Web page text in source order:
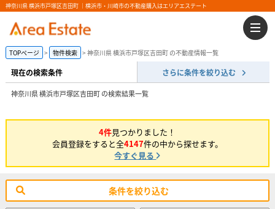
神奈川県 横浜市戸塚区吉田町 ｜横浜市・川崎市の不動産購入はエリアエステート
TOPページ 物件検索 神奈川県 横浜市戸塚区吉田町 の不動産情報一覧
現在の検索条件 さらに条件を絞り込む
神奈川県 横浜市戸塚区吉田町 の検索結果一覧
4件見つかりました！
会員登録をすると全4147件の中から探せます。
今すぐ見る
条件を絞り込む